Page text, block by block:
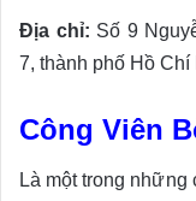
Địa chỉ: Số 9
7, thành phố Hồ Chí
Công Viên
Là một trong